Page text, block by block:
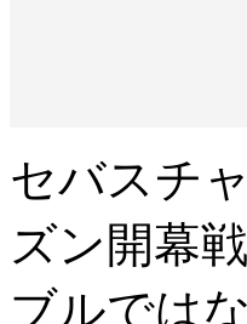
セバスチ
ズン開幕
ブルでは